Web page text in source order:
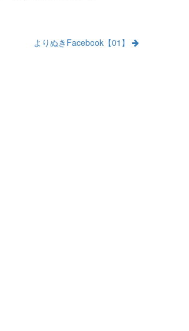
よりぬきFacebook【01】